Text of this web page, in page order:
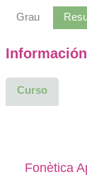
Grau
Curso
Fonètica